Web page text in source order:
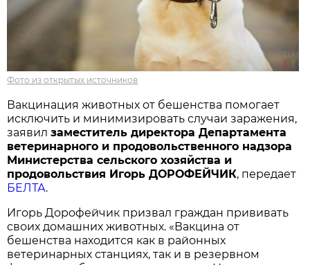
Фото из открытых источников
Вакцинация животных от бешенства помогает
исключить и минимизировать случаи заражения,
заявилзаместитель директора Департамента
ветеринарного и продовольственного надзора
Министерства сельского хозяйства и
продовольствия Игорь ДОРОФЕЙЧИК, передает
БЕЛТА.
Игорь Дорофейчик призвал граждан прививать
своих домашних животных. «Вакцина от
бешенства находится как в районных
ветеринарных станциях, так и в резервном